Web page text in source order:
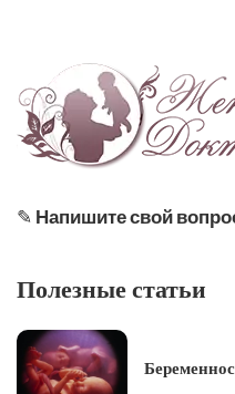
✎ Напишите свой
Полезные статьи